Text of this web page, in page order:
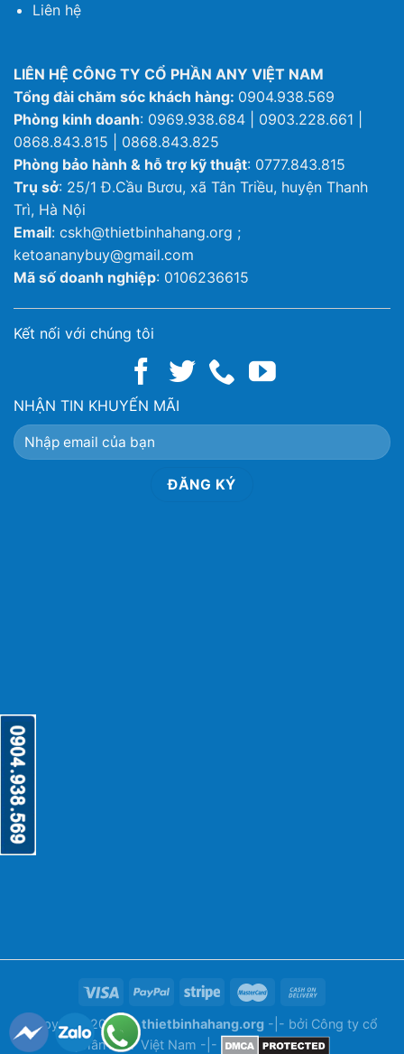
Liên hệ
LIÊN HỆ CÔNG TY CỔ PHẦN ANY VIỆT NAM
Tổng đài chăm sóc khách hàng: 0904.938.569
Phòng kinh doanh: 0969.938.684 | 0903.228.661 |
0868.843.815 | 0868.843.825
Phòng bảo hành & hỗ trợ kỹ thuật: 0777.843.815
Trụ sở: 25/1 Đ.Cầu Bươu, xã Tân Triều, huyện Thanh
Trì, Hà Nội
Email: cskh@thietbinhahang.org ;
ketoananybuy@gmail.com
Mã số doanh nghiệp: 0106236615
Kết nối với chúng tôi
NHẬN TIN KHUYẾN MÃI
Copyright 2026 ©thietbinhahang.org -|- bởi Công ty cổ
phần ANY Việt Nam -|-